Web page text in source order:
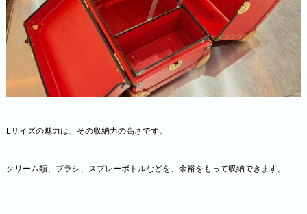
Lサイズの魅力は、その収納力の高さです。
クリーム類、ブラシ、スプレーボトルなどを、余裕をもって収納できます。